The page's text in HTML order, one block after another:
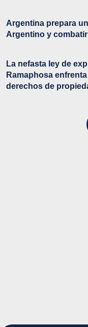
Argentina prepara
Argentino y combatir
La nefasta ley de
Ramaphosa
derechos de